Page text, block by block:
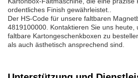
ordentliches Finish gewährleistet..
Der HS-Code für unsere faltbaren
4819100000. Kontaktieren Sie uns heute,
faltbare Kartongeschenkboxen zu
als auch ästhetisch ansprechend sind.